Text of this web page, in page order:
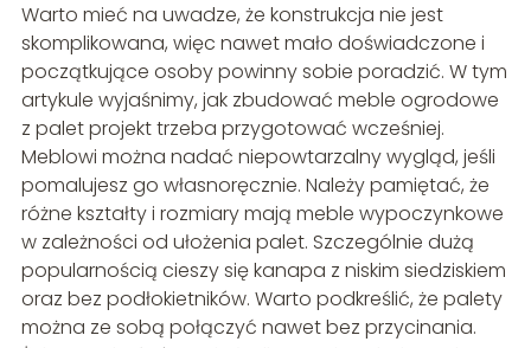
Warto mieć na uwadze, że konstrukcja nie jest
skomplikowana, więc nawet mało doświadczone i
początkujące osoby powinny sobie poradzić. W tym
artykule wyjaśnimy, jak zbudować meble ogrodowe
z palet projekt trzeba przygotować wcześniej.
Meblowi można nadać niepowtarzalny wygląd, jeśli
pomalujesz go własnoręcznie. Należy pamiętać, że
różne kształty i rozmiary mają meble wypoczynkowe
w zależności od ułożenia palet. Szczególnie dużą
popularnością cieszy się kanapa z niskim siedziskiem
oraz bez podłokietników. Warto podkreślić, że palety
można ze sobą połączyć nawet bez przycinania.